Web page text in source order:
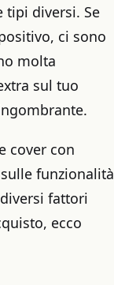
tipi diversi. Se
ci sono
molta
sul tuo
cover con
funzionalità
fattori
ecco